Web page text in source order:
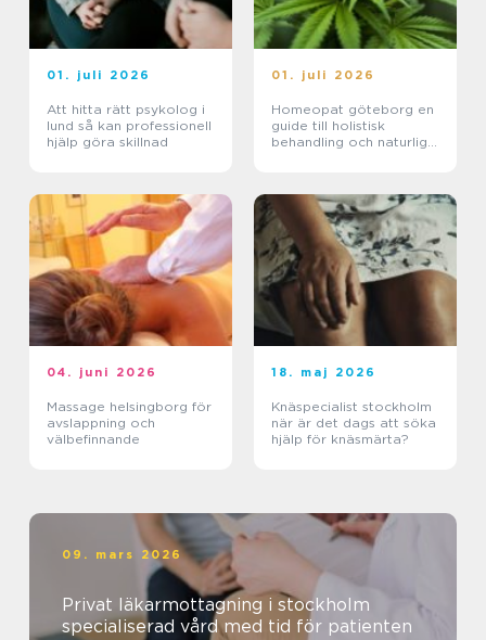
01. juli 2026
Att hitta rätt psykolog i
lund så kan professionell
hjälp göra skillnad
01. juli 2026
Homeopat göteborg en
guide till holistisk
behandling och naturlig
04. juni 2026
Massage helsingborg för
avslappning och
välbefinnande
18. maj 2026
Knäspecialist stockholm
när är det dags att söka
hjälp för knäsmärta?
09. mars 2026
Privat läkarmottagning i stockholm
specialiserad vård med tid för patienten